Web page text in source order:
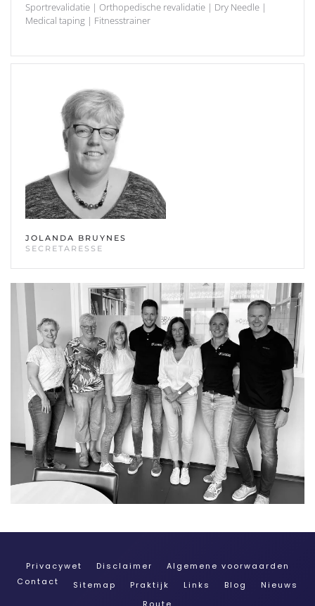
Sportrevalidatie | Orthopedische revalidatie | Dry Needle |
Medical taping | Fitnesstrainer
JOLANDA BRUYNES
SECRETARESSE
Privacywet Disclaimer
Algemene voorwaarden
Contact
Sitemap Praktijk Links Blog
Nieuws
Route